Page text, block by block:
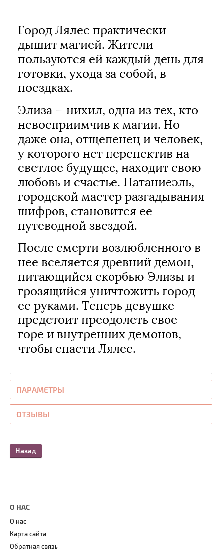
Город Лялес практически
дышит магией. Жители
пользуются ей каждый день для
готовки, ухода за собой, в
поездках.
Элиза — нихил, одна из тех, кто
невосприимчив к магии. Но
даже она, отщепенец и человек,
у которого нет перспектив на
светлое будущее, находит свою
любовь и счастье. Натаниеэль,
городской мастер разгадывания
шифров, становится ее
путеводной звездой.
После смерти возлюбленного в
нее вселяется древний демон,
питающийся скорбью Элизы и
грозящийся уничтожить город
ее руками. Теперь девушке
предстоит преодолеть свое
горе и внутренних демонов,
чтобы спасти Лялес.
ПАРАМЕТРЫ
ОТЗЫВЫ
Назад
О НАС
О нас
Карта сайта
Обратная связь